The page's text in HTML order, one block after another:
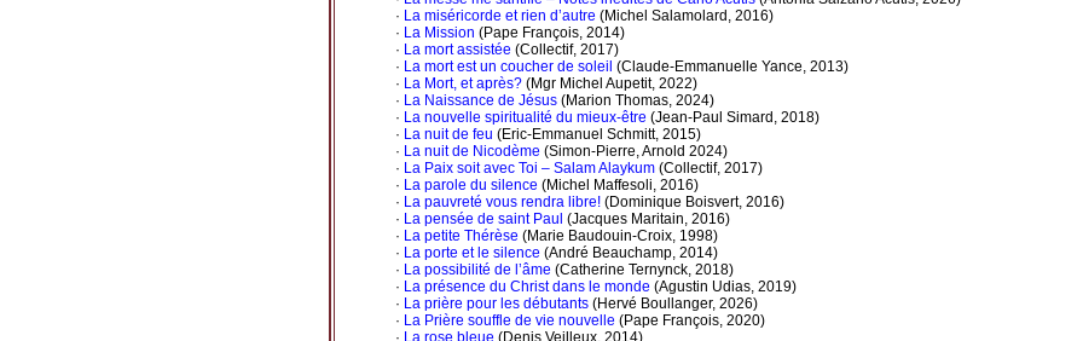
· La miséricorde et rien d’autre (Michel Salamolard, 2016)
· La Mission (Pape François, 2014)
· La mort assistée (Collectif, 2017)
· La mort est un coucher de soleil (Claude-Emmanuelle Yance, 2013)
· La Mort, et après? (Mgr Michel Aupetit, 2022)
· La Naissance de Jésus (Marion Thomas, 2024)
· La nouvelle spiritualité du mieux-être (Jean-Paul Simard, 2018)
· La nuit de feu (Eric-Emmanuel Schmitt, 2015)
· La nuit de Nicodème (Simon-Pierre, Arnold 2024)
· La Paix soit avec Toi – Salam Alaykum (Collectif, 2017)
· La parole du silence (Michel Maffesoli, 2016)
· La pauvreté vous rendra libre! (Dominique Boisvert, 2016)
· La pensée de saint Paul (Jacques Maritain, 2016)
· La petite Thérèse (Marie Baudouin-Croix, 1998)
· La porte et le silence (André Beauchamp, 2014)
· La possibilité de l’âme (Catherine Ternynck, 2018)
· La présence du Christ dans le monde (Agustin Udias, 2019)
· La prière pour les débutants (Hervé Boullanger, 2026)
· La Prière souffle de vie nouvelle (Pape François, 2020)
· La rose bleue (Denis Veilleux, 2014)